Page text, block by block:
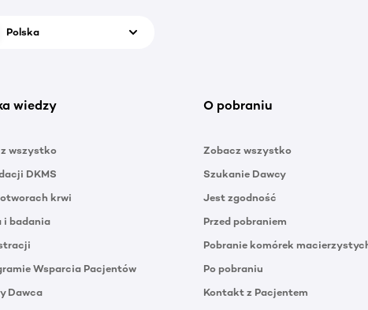
Polska
wiedzy
wszystko
DKMS
krwi
i badania
Wsparcia Pacjentów
Dawca
O pobraniu
Zobacz wszystko
Szukanie Dawcy
Jest zgodność
Przed pobraniem
Pobranie komórek
Po pobraniu
Kontakt z Pacjentem